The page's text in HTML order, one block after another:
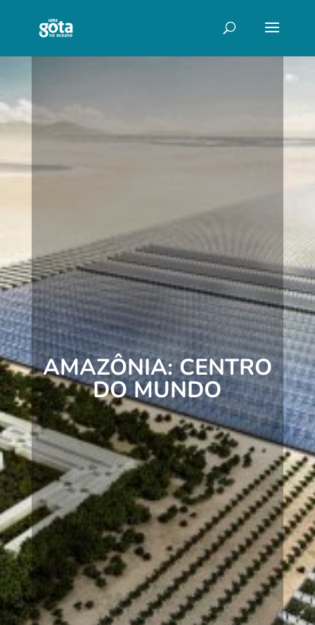
AMAZÔNIA: CENTRO
DO MUNDO